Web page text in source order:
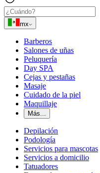
mx
Barberos
Salones de uñas
Peluquería
Day SPA
Cejas y pestañas
Masaje
Cuidado de la piel
Maquillaje
Más...
Depilación
Podología
Servicios para mascotas
Servicios a domicilio
Tatuadores